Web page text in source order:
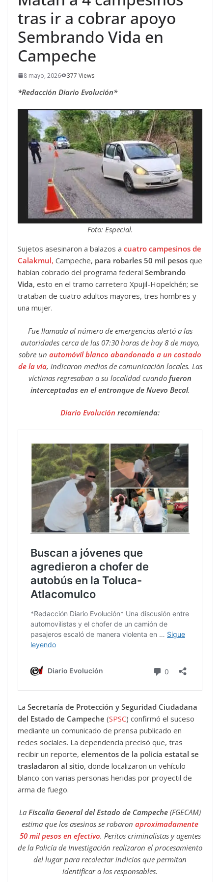
tras ir a cobrar apoyo
Sembrando Vida en
Campeche
8 mayo, 2026 377 Views
*Redacción Diario Evolución*
Foto: Especial.
Sujetos asesinaron a balazos a cuatro campesinos de
Calakmul, Campeche, para robarles 50 mil pesos que
habían cobrado del programa federal Sembrando
Vida, esto en el tramo carretero Xpujil-Hopelchén; se
trataban de cuatro adultos mayores, tres hombres y
una mujer.
Fue llamada al número de emergencias alertó a las
autoridades cerca de las 07:30 horas de hoy 8 de mayo,
sobre un automóvil blanco abandonado a un costado
de la vía, indicaron medios de comunicación locales. Las
víctimas regresaban a su localidad cuando fueron
interceptadas en el entronque de Nuevo Becal.
Diario Evolución recomienda:
La Secretaría de Protección y Seguridad Ciudadana
del Estado de Campeche (SPSC) confirmó el suceso
mediante un comunicado de prensa publicado en
redes sociales. La dependencia precisó que, tras
recibir un reporte, elementos de la policía estatal se
trasladaron al sitio, donde localizaron un vehículo
blanco con varias personas heridas por proyectil de
arma de fuego.
La Fiscalía General del Estado de Campeche (FGECAM)
estima que los asesinos se robaron aproximadamente
50 mil pesos en efectivo. Peritos criminalistas y agentes
de la Policía de Investigación realizaron el procesamiento
del lugar para recolectar indicios que permitan
identificar a los responsables.